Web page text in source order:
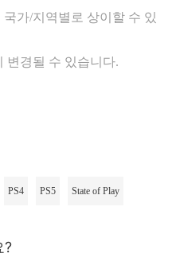
가/지역별로 상이할 수 있
변경될 수 있습니다.
PS4 PS5 State of Play
?